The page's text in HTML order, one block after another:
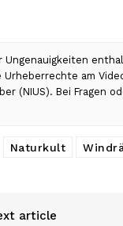
am
(NIUS). Bei Fragen
Naturkult
article